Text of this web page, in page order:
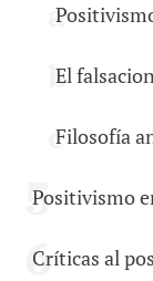
El
Filosofía
Positivismo
Críticas al